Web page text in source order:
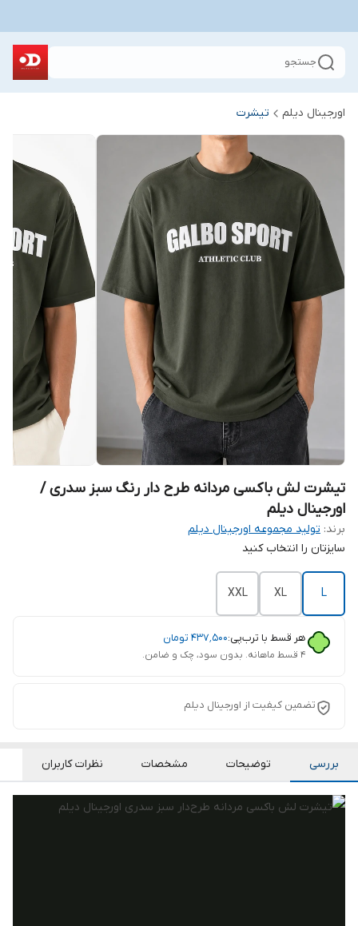
جستجو
اورجینال دیلم تیشرت
تیشرت لش باکسی مردانه طرح دار رنگ سبز سدری /
اورجینال دیلم
برند: تولید مجموعه اورجینال دیلم
سایزتان را انتخاب کنید
L
XL
XXL
هر قسط با ترب‌پی:۴۳۷٬۵۰۰ تومان
۴ قسط ماهانه. بدون سود، چک و ضامن.
تضمین کیفیت از اورجینال دیلم
بررسی توضیحات مشخصات نظرات کاربران